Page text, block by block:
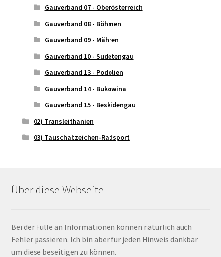
Gauverband 07 - Oberösterreich
Gauverband 08 - Böhmen
Gauverband 09 - Mähren
Gauverband 10 - Sudetengau
Gauverband 13 - Podolien
Gauverband 14 - Bukowina
Gauverband 15 - Beskidengau
02) Transleithanien
03) Tauschabzeichen-Radsport
Über diese Webseite
Bei der Fülle an Informationen können natürlich auch
Fehler passieren. Ich bin aber für jeden Hinweis dankbar
um diese beseitigen zu können.